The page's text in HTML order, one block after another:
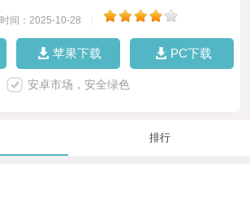
时间：2025-10-28
苹果下载 PC下载
安卓市场，安全绿色
排行